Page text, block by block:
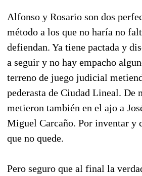
Alfonso y Rosario son dos
método a los que no haría no
defiendan. Ya tiene pactada y
a seguir y no hay empacho
terreno de juego judicial
pederasta de Ciudad Lineal. De
metieron también en el ajo a
Miguel Carcaño. Por inventar y
que no quede.
Pero seguro que al final la